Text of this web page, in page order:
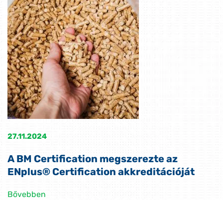
27.11.2024
A BM Certification megszerezte az
ENplus® Certification akkreditációját
Bővebben